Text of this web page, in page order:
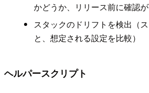
かどうか、リリース前に確認
スタックのドリフトを検出（
と、想定される設定を比較）
ヘルパースクリプト